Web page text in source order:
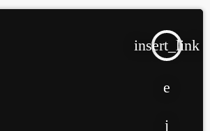
insert_link